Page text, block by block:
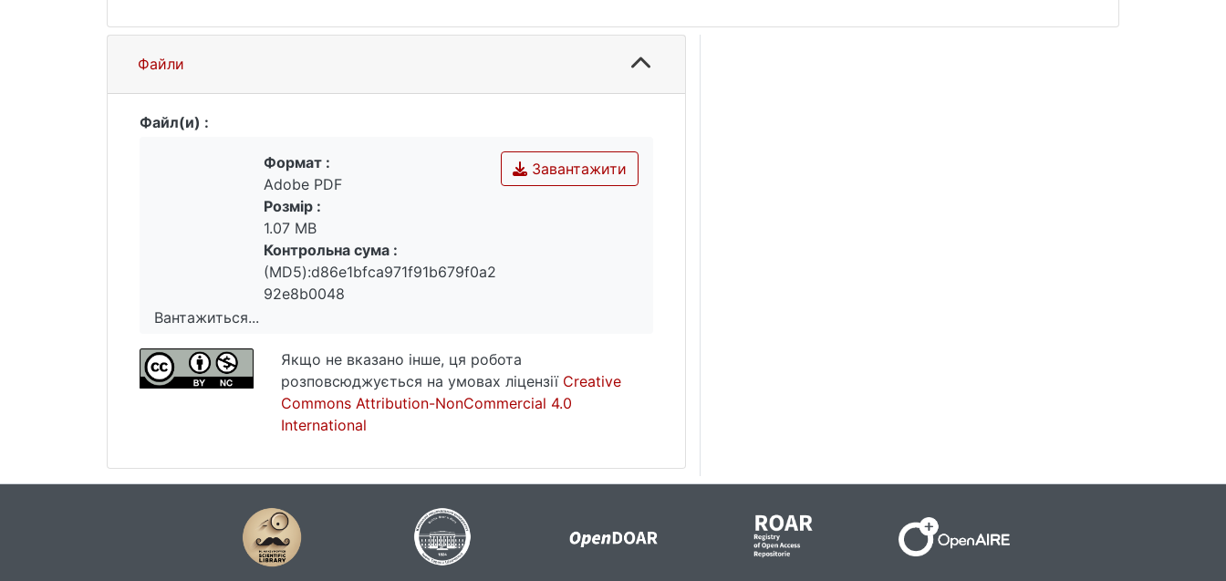
Файли
Файл(и) :
Вантажиться...
Вантажиться...
Завантажити
Формат :
Adobe PDF
Розмір :
1.07 MB
Контрольна сума :
(MD5):d86e1bfca971f91b679f0a2
92e8b0048
Якщо не вказано інше, ця робота
розповсюджується на умовах ліцензії Creative
Commons Attribution-NonCommercial 4.0
International